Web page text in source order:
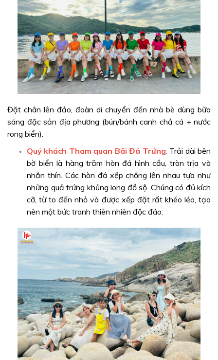
Đặt chân lên đảo, đoàn di chuyển đến nhà bè dùng bữa
sáng đặc sản địa phương (bún/bánh canh chả cá + nước
rong biển).
Quý khách Tham quan Bãi Đá Trứng: Trải dài bên
bờ biển là hàng trăm hòn đá hình cầu, tròn trịa và
nhẵn thín. Các hòn đá xếp chồng lên nhau tựa như
những quả trứng khủng long đồ sộ. Chúng có đủ kích
cỡ, từ to đến nhỏ và được xếp đặt rất khéo léo, tạo
nên một bức tranh thiên nhiên độc đáo.